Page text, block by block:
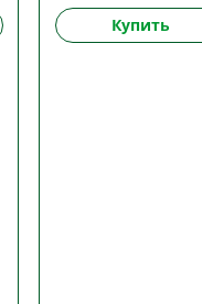
Купить